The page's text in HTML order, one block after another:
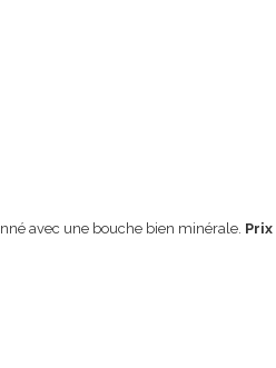
avec une bouche bien minérale. Prix